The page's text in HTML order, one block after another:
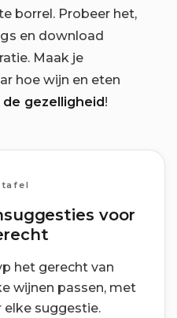
borrel. Probeer het,
en download
Maak je
hoe wijn en eten
gezelligheid!
tafel
voor
het gerecht van
wijnen passen, met
elke suggestie.